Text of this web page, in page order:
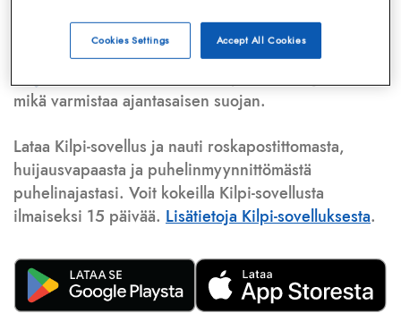
Lisäksi tunnistamme automaattisesti, jos kyseessä on
puhelinhuijarin numero, sähköpostiosoitetai
huijausviesti. Tietokantaamme päivitetään jatkuvasti,
mikä varmistaa ajantasaisen suojan.
Lataa Kilpi-sovellus ja nauti roskapostittomasta,
huijausvapaasta ja puhelinmyynnittömästä
puhelinajastasi. Voit kokeilla Kilpi-sovellusta
ilmaiseksi 15 päivää. Lisätietoja Kilpi-sovelluksesta.
Accept All Cookies
Cookies Settings